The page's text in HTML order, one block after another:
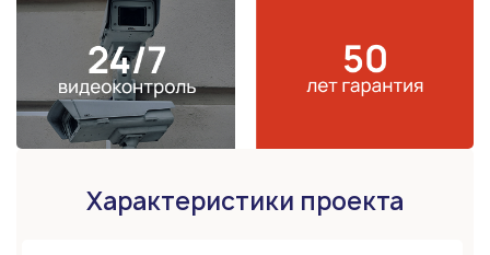
Характеристики проекта